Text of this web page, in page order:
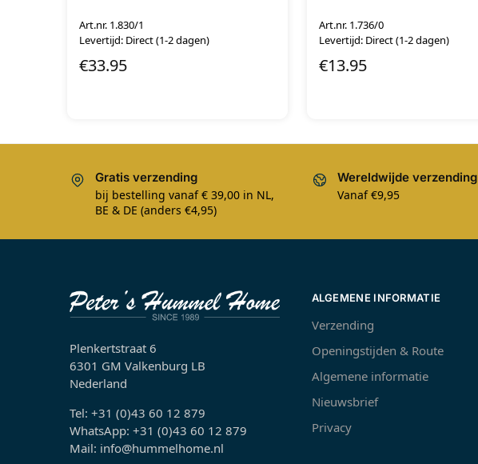
Art.nr. 1.830/1
Levertijd: Direct (1-2 dagen)
€33.95
Art.nr. 1.736/0
Levertijd: Direct (1-2 dagen)
€13.95
Gratis verzending
bij bestelling vanaf € 39,00 in NL,
BE & DE (anders €4,95)
Wereldwijde verzending
Vanaf €9,95
Plenkertstraat 6
6301 GM Valkenburg LB
Nederland
Tel: +31 (0)43 60 12 879
WhatsApp: +31 (0)43 60 12 879
Mail: info@hummelhome.nl
ALGEMENE INFORMATIE
Verzending
Openingstijden & Route
Algemene informatie
Nieuwsbrief
Privacy